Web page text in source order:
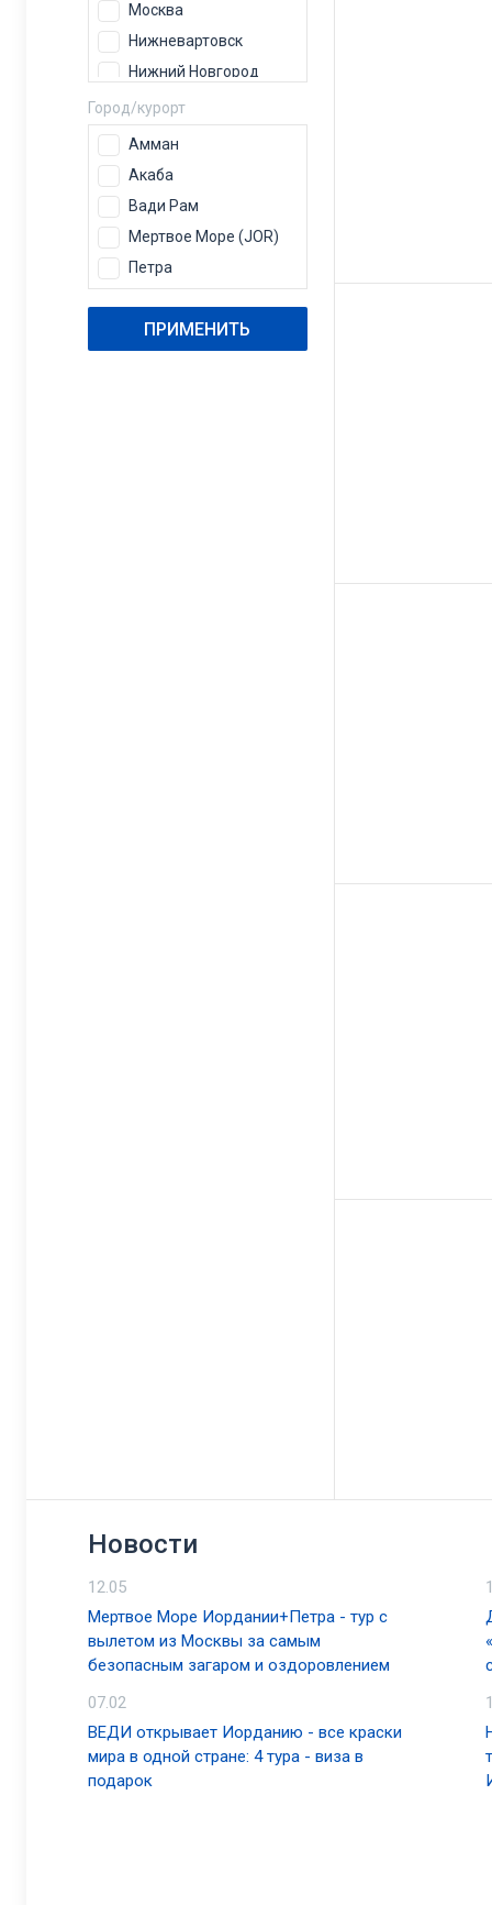
Москва
Нижневартовск
Нижний Новгород
Пермь
Сочи
Город/курорт
Амман
Акаба
Вади Рам
Мертвое Море (JOR)
Петра
ПРИМЕНИТЬ
Новости
12.05
Мертвое Море Иордании+Петра - тур с
вылетом из Москвы за самым
безопасным загаром и оздоровлением
07.02
ВЕДИ открывает Иорданию - все краски
мира в одной стране: 4 тура - виза в
подарок